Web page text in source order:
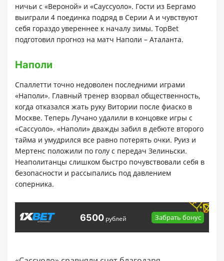
ничьи с «Вероной» и «Сауссуоло». Гости из Бергамо
выиграли 4 поединка подряд в Серии А и чувствуют
себя гораздо увереннее к началу зимы. TopBet
подготовил прогноз на матч Наполи – Аталанта.
Наполи
Спаллетти точно недоволен последними играми
«Наполи». Главный тренер взорвал общественность,
когда отказался жать руку Витории после фиаско в
Москве. Теперь Лучано удалили в концовке игры с
«Сассуоло». «Наполи» дважды забил в дебюте второго
тайма и умудрился все равно потерять очки. Руиз и
Мертенс положили по голу с передач Зелиньски.
Неаполитанцы слишком быстро почувствовали себя в
безопасности и рассыпались под давлением
соперника.
6500 рублей Забрать бонус